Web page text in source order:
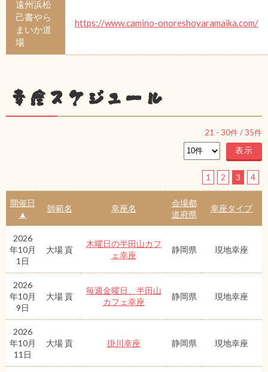
遠州浜松
己書やら
まいか道
場
https://www.camino-onoreshoyaramaika.com/
幸座スケジュール
21 - 30件 /35件
1 2 3 4
開催日
▲
師範名 幸座名
会場都
道府県
幸座タイプ
2026
年10月
1日
大場 貢
木曜日の半田山カフ
ェ幸座
静岡県 現地幸座
2026
年10月
9日
大場 貢
毎週金曜日、半田山
カフェ幸座
静岡県 現地幸座
2026
年10月
11日
大場 貢 掛川幸座 静岡県 現地幸座